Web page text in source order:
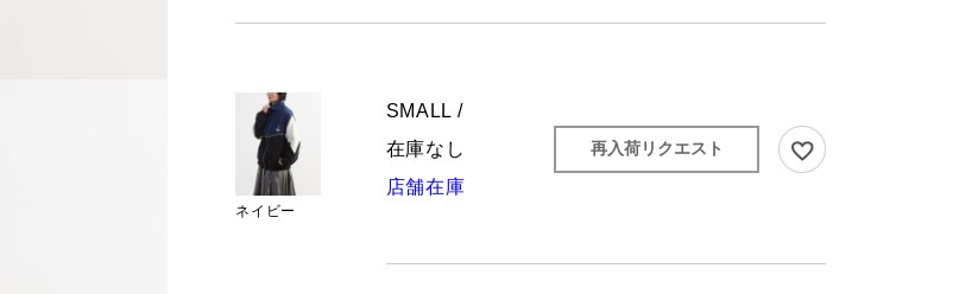
ネイビー
SMALL /
在庫なし
店舗在庫
再入荷リクエスト